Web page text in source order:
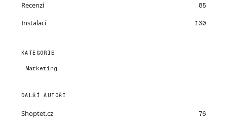
Recenzí 85
Instalací 130
KATEGORIE
Marketing
DALŠÍ AUTOŘI
Shoptet.cz 76